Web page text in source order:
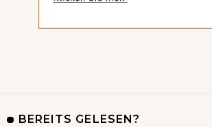
BEREITS GELESEN?